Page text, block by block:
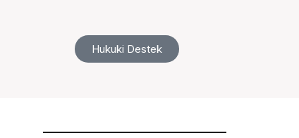
Hukuki Destek